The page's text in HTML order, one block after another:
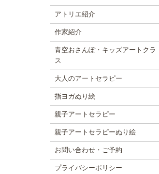
アトリエ紹介
作家紹介
青空おさんぽ・キッズアートクラ
ス
大人のアートセラピー
指ヨガぬり絵
親子アートセラピー
親子アートセラピーぬり絵
お問い合わせ・ご予約
プライバシーポリシー